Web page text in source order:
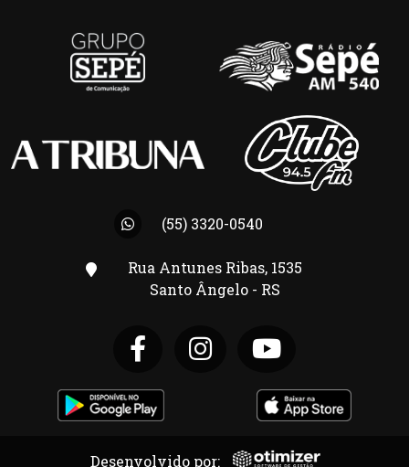
(55) 3320-0540
Rua Antunes Ribas, 1535
Santo Ângelo - RS
Desenvolvido por: